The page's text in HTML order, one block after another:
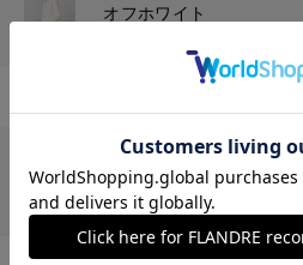
オフホワイト
ブルーグレー